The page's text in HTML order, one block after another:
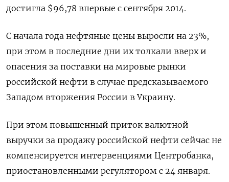
достигла $96,78 впервые с сентября 2014.
С начала года нефтяные цены выросли на 23%,
при этом в последние дни их толкали вверх и
опасения за поставки на мировые рынки
российской нефти в случае предсказываемого
Западом вторжения России в Украину.
При этом повышенный приток валютной
выручки за продажу российской нефти сейчас не
компенсируется интервенциями Центробанка,
приостановленными регулятором с 24 января.